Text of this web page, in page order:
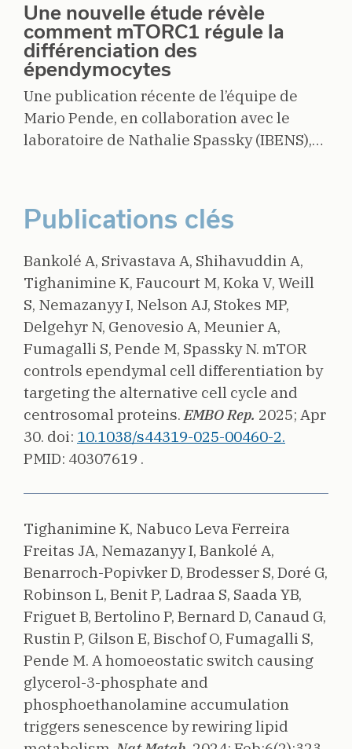
Une nouvelle étude révèle
comment mTORC1 régule la
différenciation des
épendymocytes
Une publication récente de l’équipe de
Mario Pende, en collaboration avec le
laboratoire de Nathalie Spassky (IBENS),…
Publications clés
Bankolé A, Srivastava A, Shihavuddin A,
Tighanimine K, Faucourt M, Koka V, Weill
S, Nemazanyy I, Nelson AJ, Stokes MP,
Delgehyr N, Genovesio A, Meunier A,
Fumagalli S, Pende M, Spassky N. mTOR
controls ependymal cell differentiation by
targeting the alternative cell cycle and
centrosomal proteins. EMBO Rep. 2025; Apr
30. doi: 10.1038/s44319-025-00460-2.
PMID: 40307619 .
Tighanimine K, Nabuco Leva Ferreira
Freitas JA, Nemazanyy I, Bankolé A,
Benarroch-Popivker D, Brodesser S, Doré G,
Robinson L, Benit P, Ladraa S, Saada YB,
Friguet B, Bertolino P, Bernard D, Canaud G,
Rustin P, Gilson E, Bischof O, Fumagalli S,
Pende M. A homoeostatic switch causing
glycerol-3-phosphate and
phosphoethanolamine accumulation
triggers senescence by rewiring lipid